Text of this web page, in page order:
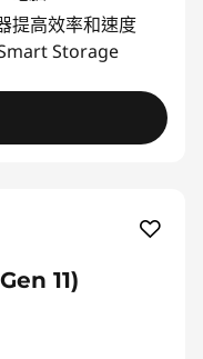
提高效率和速度
Storage
11)